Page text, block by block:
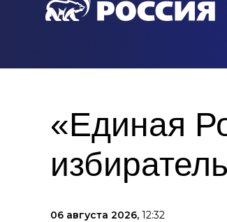
«Единая
06 августа 2026, 12:32